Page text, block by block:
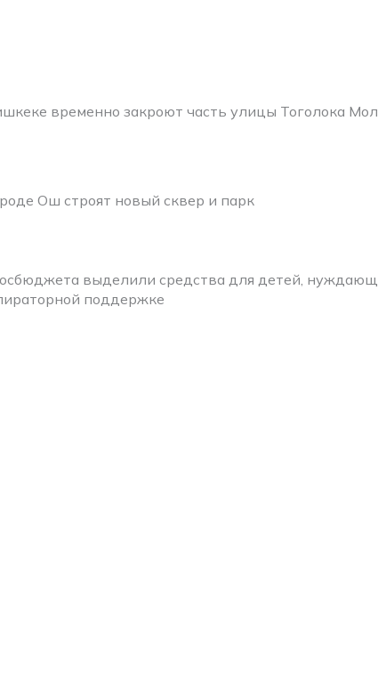
временно закроют часть улицы Тоголока
Ош строят новый сквер и парк
выделили средства для детей,
поддержке